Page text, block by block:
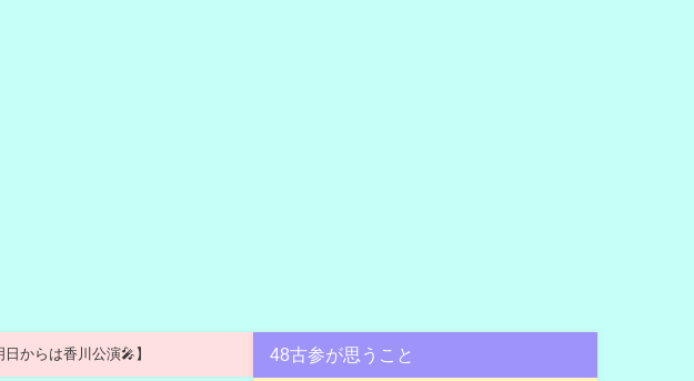
からは香川公演🎤】 48古参が思うこと